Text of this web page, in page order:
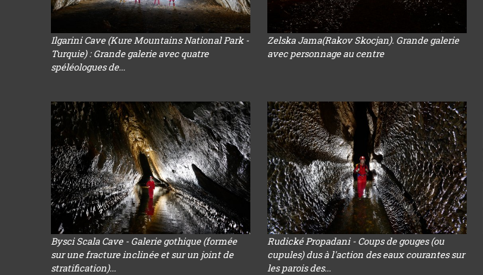
Ilgarini Cave (Kure Mountains National Park -
Turquie) : Grande galerie avec quatre
spéléologues de...
Zelska Jama(Rakov Skocjan). Grande galerie
avec personnage au centre
Bysci Scala Cave - Galerie gothique (formée
sur une fracture inclinée et sur un joint de
stratification)...
Rudické Propadani - Coups de gouges (ou
cupules) dus à l'action des eaux courantes sur
les parois des...